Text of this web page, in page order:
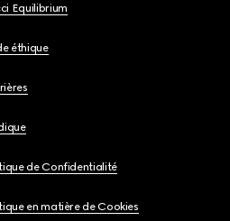
Equilibrium
éthique
de Confidentialité
en matière de Cookies